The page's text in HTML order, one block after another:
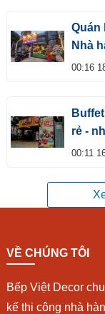
Quán
Nhà
00:16
rẻ -
00:11
VỀ CHÚNG TÔI
Bếp Việt Decor
kế thi công nhà